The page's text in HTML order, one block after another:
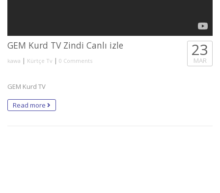
GEM Kurd TV Zindi Canlı izle
kawa | Kürtçe Tv | 0 Comments
23
MAR
GEM Kurd TV
Read more